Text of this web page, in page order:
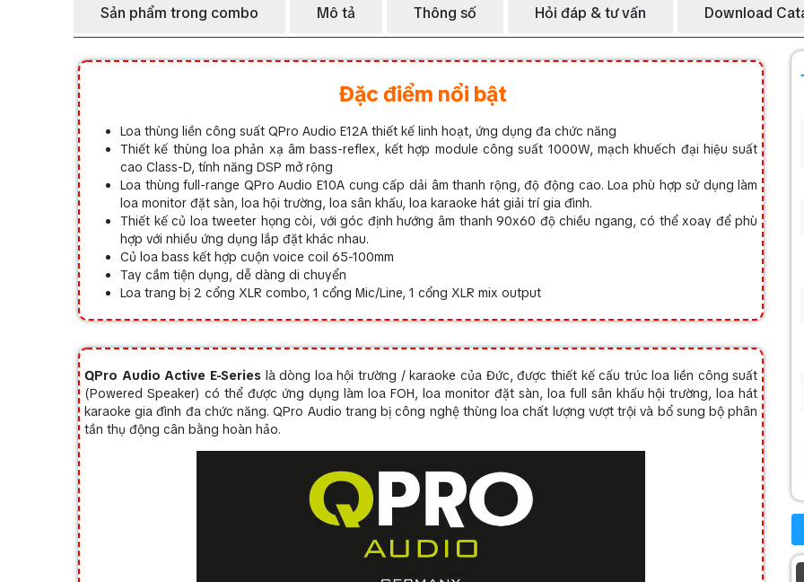
Sản phẩm trong combo Mô tả Thông số Hỏi đáp & tư vấn Download
Đặc điểm nổi bật
Loa thùng liền công suất QPro Audio E12A thiết kế linh hoạt, ứng dụng đa chức năng
Thiết kế thùng loa phản xạ âm bass-reflex, kết hợp module công suất 1000W, mạch khuếch đại hiệu suất
cao Class-D, tính năng DSP mở rộng
Loa thùng full-range QPro Audio E10A cung cấp dải âm thanh rộng, độ động cao. Loa phù hợp sử dụng làm
loa monitor đặt sàn, loa hội trường, loa sân khấu, loa karaoke hát giải trí gia đình.
Thiết kế củ loa tweeter họng còi, với góc định hướng âm thanh 90x60 độ chiều ngang, có thể xoay để phù
hợp với nhiều ứng dụng lắp đặt khác nhau.
Củ loa bass kết hợp cuộn voice coil 65-100mm
Tay cầm tiện dụng, dễ dàng di chuyển
Loa trang bị 2 cổng XLR combo, 1 cổng Mic/Line, 1 cổng XLR mix output
QPro Audio Active E-Series là dòng loa hội trường / karaoke của Đức, được thiết kế cấu trúc loa liền công suất
(Powered Speaker) có thể được ứng dụng làm loa FOH, loa monitor đặt sàn, loa full sân khấu hội trường, loa hát
karaoke gia đình đa chức năng. QPro Audio trang bị công nghệ thùng loa chất lượng vượt trội và bổ sung bộ phân
tần thụ động cân bằng hoàn hảo.